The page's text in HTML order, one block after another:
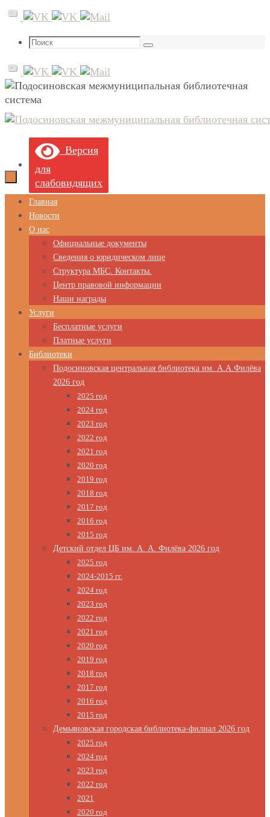
Перейти
содержимому
Что
Поиск
Версия
для
слабовидящих
Перейти
содержимому
Главная
Новости
О нас
Официальные документы
Сведения о юридическом лице
Структура МБС. Контакты.
Центр правовой информации
Наши награды
Услуги
Бесплатные услуги
Платные услуги
Библиотеки
Подосиновская центральная библиотека им. А.А.Филёва
2026 год
2025 год
2024 год
2023 год
2022 год
2021 год
2020 год
2019 год
2018 год
2017 год
2016 год
2015 год
Детский отдел ЦБ им. А. А. Филёва 2026 год
2025 год
2024-2015 гг.
2024 год
2023 год
2022 год
2021 год
2020 год
2019 год
2018 год
2017 год
2016 год
2015 год
Демьяновская городская библиотека-филиал 2026 год
2025 год
2024 год
2023 год
2022 год
2021
2020 год